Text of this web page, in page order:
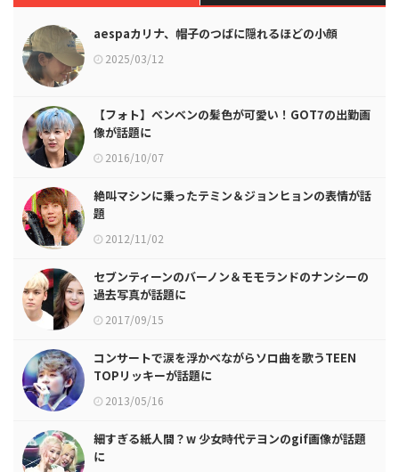
aespaカリナ、帽子のつばに隠れるほどの小顔
2025/03/12
【フォト】ベンベンの髪色が可愛い！GOT7の出勤画
像が話題に
2016/10/07
絶叫マシンに乗ったテミン＆ジョンヒョンの表情が話
題
2012/11/02
セブンティーンのバーノン＆モモランドのナンシーの
過去写真が話題に
2017/09/15
コンサートで涙を浮かべながらソロ曲を歌うTEEN
TOPリッキーが話題に
2013/05/16
細すぎる紙人間？w 少女時代テヨンのgif画像が話題
に